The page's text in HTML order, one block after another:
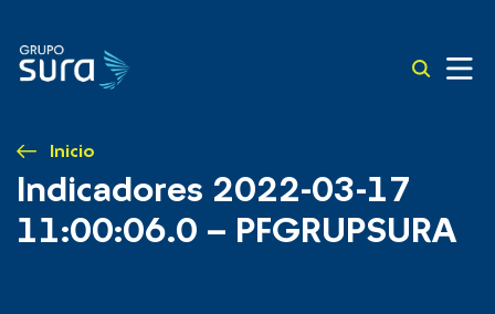
Inicio
Indicadores 2022-03-17
11:00:06.0 – PFGRUPSURA